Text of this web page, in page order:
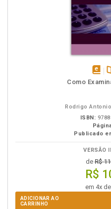
Como
Rodrigo
ISBN:
Publicado
VERSÃO
deR$
R$
em 4x
ADICIONAR AO
CARRINHO